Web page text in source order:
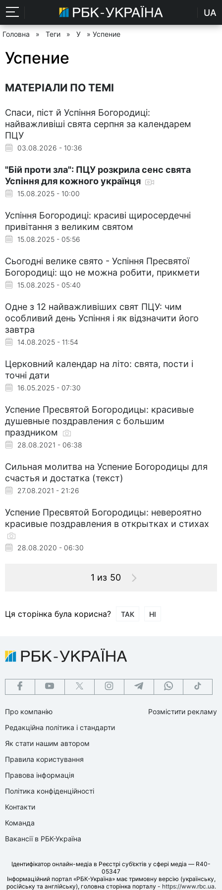
UA
Головна » Теги » У » Успение
Успение
МАТЕРІАЛИ ПО ТЕМІ
Спаси, піст й Успіння Богородиці:
найважливіші свята серпня за календарем
ПЦУ
03.08.2026 - 10:36
"Бій проти зла": ПЦУ розкрила сенс свята
Успіння для кожного українця
15.08.2025 - 10:00
Успіння Богородиці: красиві щиросердечні
привітання з великим святом
15.08.2025 - 05:56
Сьогодні велике свято - Успіння Пресвятої
Богородиці: що не можна робити, прикмети
15.08.2025 - 05:40
Одне з 12 найважливіших свят ПЦУ: чим
особливий день Успіння і як відзначити його
завтра
14.08.2025 - 11:54
Церковний календар на літо: свята, пости і
точні дати
16.05.2025 - 07:30
Успение Пресвятой Богородицы: красивые
душевные поздравления с большим
праздником
28.08.2021 - 06:38
Сильная молитва на Успение Богородицы для
счастья и достатка (текст)
27.08.2021 - 21:26
Успение Пресвятой Богородицы: невероятно
красивые поздравления в открытках и стихах
28.08.2020 - 06:30
1 из 50
Ця сторінка була корисна? ТАК НІ
Про компанію
Редакційна політика і стандарти
Як стати нашим автором
Правила користування
Правова інформація
Політика конфіденційності
Контакти
Команда
Вакансії в РБК-Україна
Розмістити рекламу
Ідентифікатор онлайн-медіа в Реєстрі суб’єктів у сфері медіа — R40-
05347
Інформаційний портал «РБК-Україна» має тримовну версію (українську,
російську та англійську), головна сторінка порталу - https://www.rbc.ua.